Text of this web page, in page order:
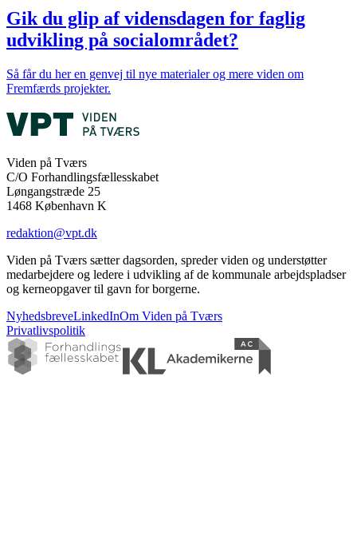
Gik du glip af vidensdagen for faglig
udvikling på socialområdet?
Så får du her en genvej til nye materialer og mere viden om
Fremfærds projekter.
Viden på Tværs
C/O Forhandlingsfællesskabet
Løngangstræde 25
1468 København K
redaktion@vpt.dk
Viden på Tværs sætter dagsorden, spreder viden og understøtter
medarbejdere og ledere i udvikling af de kommunale arbejdspladser
og kerneopgaver til gavn for borgerne.
NyhedsbreveLinkedInOm Viden på Tværs
Privatlivspolitik